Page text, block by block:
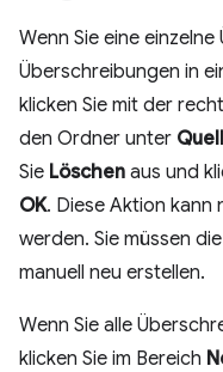
Wenn Sie eine
Überschreibungen in
klicken Sie mit der
den Ordner unter
Sie Löschen aus und
OK. Diese Aktion
werden. Sie müssen
manuell neu erstellen.
Wenn Sie alle
klicken Sie im Bereich